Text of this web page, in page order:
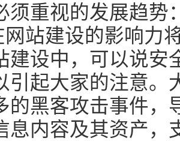
须重视的发展趋势
网站建设的影响力
建设中，可以说安
引起大家的注意。
的黑客攻击事件，
息内容及其资产，